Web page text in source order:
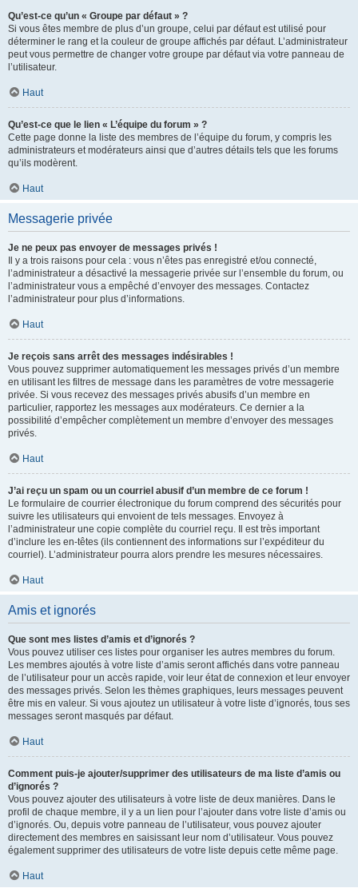
Qu’est-ce qu’un « Groupe par défaut » ?
Si vous êtes membre de plus d’un groupe, celui par défaut est utilisé pour
déterminer le rang et la couleur de groupe affichés par défaut. L’administrateur
peut vous permettre de changer votre groupe par défaut via votre panneau de
l’utilisateur.
Haut
Qu’est-ce que le lien « L’équipe du forum » ?
Cette page donne la liste des membres de l’équipe du forum, y compris les
administrateurs et modérateurs ainsi que d’autres détails tels que les forums
qu’ils modèrent.
Haut
Messagerie privée
Je ne peux pas envoyer de messages privés !
Il y a trois raisons pour cela : vous n’êtes pas enregistré et/ou connecté,
l’administrateur a désactivé la messagerie privée sur l’ensemble du forum, ou
l’administrateur vous a empêché d’envoyer des messages. Contactez
l’administrateur pour plus d’informations.
Haut
Je reçois sans arrêt des messages indésirables !
Vous pouvez supprimer automatiquement les messages privés d’un membre
en utilisant les filtres de message dans les paramètres de votre messagerie
privée. Si vous recevez des messages privés abusifs d’un membre en
particulier, rapportez les messages aux modérateurs. Ce dernier a la
possibilité d’empêcher complètement un membre d’envoyer des messages
privés.
Haut
J’ai reçu un spam ou un courriel abusif d’un membre de ce forum !
Le formulaire de courrier électronique du forum comprend des sécurités pour
suivre les utilisateurs qui envoient de tels messages. Envoyez à
l’administrateur une copie complète du courriel reçu. Il est très important
d’inclure les en-têtes (ils contiennent des informations sur l’expéditeur du
courriel). L’administrateur pourra alors prendre les mesures nécessaires.
Haut
Amis et ignorés
Que sont mes listes d’amis et d’ignorés ?
Vous pouvez utiliser ces listes pour organiser les autres membres du forum.
Les membres ajoutés à votre liste d’amis seront affichés dans votre panneau
de l’utilisateur pour un accès rapide, voir leur état de connexion et leur envoyer
des messages privés. Selon les thèmes graphiques, leurs messages peuvent
être mis en valeur. Si vous ajoutez un utilisateur à votre liste d’ignorés, tous ses
messages seront masqués par défaut.
Haut
Comment puis-je ajouter/supprimer des utilisateurs de ma liste d’amis ou
d’ignorés ?
Vous pouvez ajouter des utilisateurs à votre liste de deux manières. Dans le
profil de chaque membre, il y a un lien pour l’ajouter dans votre liste d’amis ou
d’ignorés. Ou, depuis votre panneau de l’utilisateur, vous pouvez ajouter
directement des membres en saisissant leur nom d’utilisateur. Vous pouvez
également supprimer des utilisateurs de votre liste depuis cette même page.
Haut